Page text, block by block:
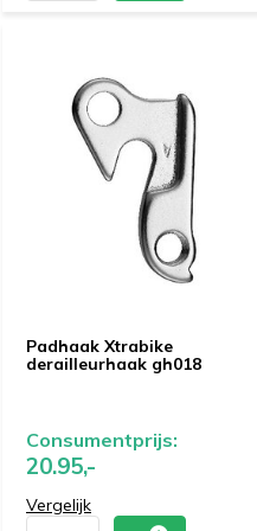
Padhaak Xtrabike
derailleurhaak gh018
Consumentprijs:
20.95,-
Vergelijk